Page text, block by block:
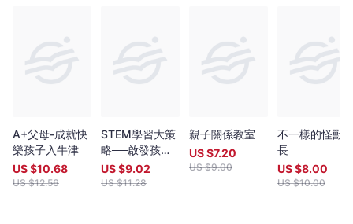
Bookniverse
事，不說教！一本融合真實教養故事&猶太經典《塔木德》智慧的財
商教養書 ② 兼顧「窮養」與「富養」的因地制宜教養法，任
何家長都能從故事獲得共鳴。 ③ 25則「猶太媽媽的財商金
鑰」，在章末補給金錢教育的相關實用知識。
A+父母-成就快
樂孩子入牛津
US $10.68
US $12.56
STEM學習大策
略──啟發孩子
的科創思維
US $9.02
US $11.28
親子關係教室
US $7.20
US $9.00
不一樣的怪獸
長
US $8.00
US $10.00